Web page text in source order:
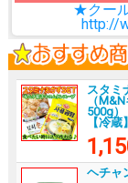
★クー
http://
スタミ
（
500g）
【冷蔵】
ヘチャ